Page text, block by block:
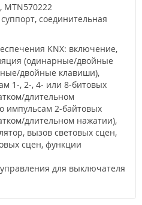
MTN570222
соединительная
KNX: включение,
(одинарные/двойные
двойные клавиши),
1-, 2-, 4- или 8-битовых
длительном
импульсам 2-байтовых
длительном нажатии),
вызов световых сцен,
сцен, функции
для выключателя